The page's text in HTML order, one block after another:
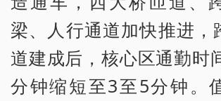
梁、人行通道加快推进，
道建成后，核心区通勤时
分钟缩短至3至5分钟。